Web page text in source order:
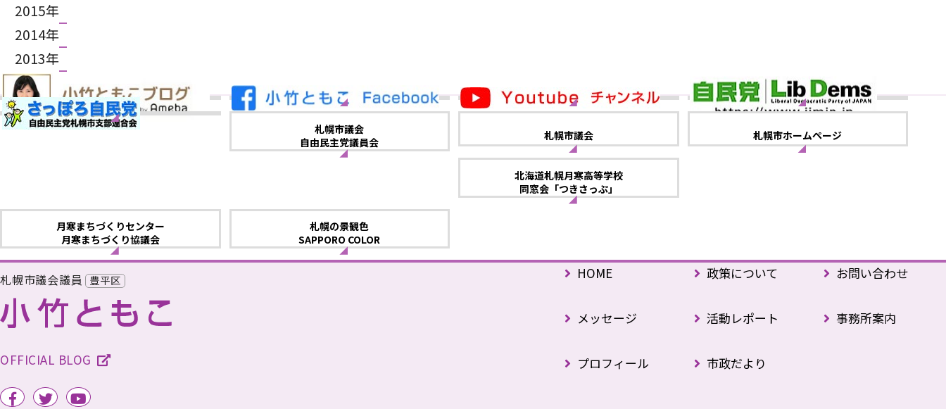
2015年
2014年
2013年
2012年
札幌市議会
自由民主党議員会
札幌市議会 札幌市ホームページ
北海道札幌月寒高等学校
同窓会「つきさっぷ」
月寒まちづくりセンター
月寒まちづくり協議会
札幌の景観色
SAPPORO COLOR
札幌市議会議員 豊平区
OFFICIAL BLOG
HOME
メッセージ
プロフィール
政策について
活動レポート
市政だより
お問い合わせ
事務所案内